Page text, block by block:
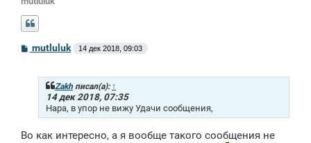
Сmutluluk 14 дек 2018, 09:03
Zakhписал(а): ↑
14 дек 2018, 07:35
Нара, в упор не вижу Удачи сообщения,
Во как интересно, а я вообще такого сообщения не